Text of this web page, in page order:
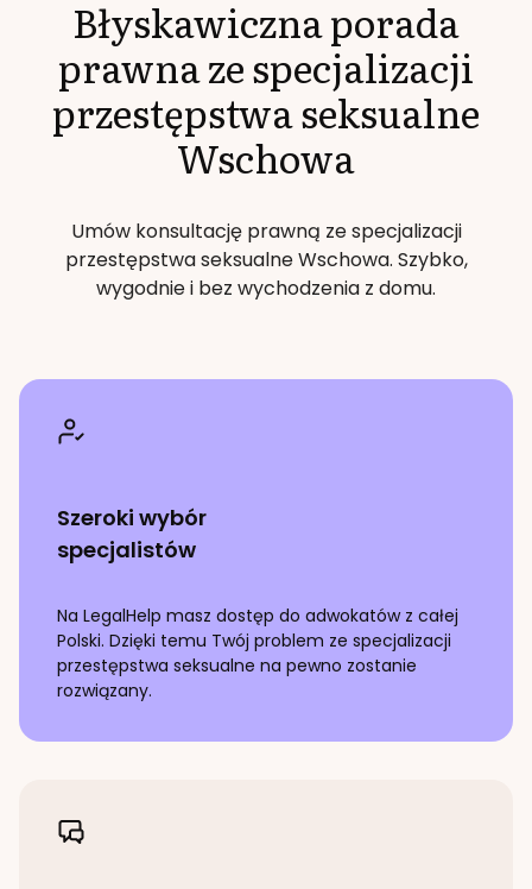
Błyskawiczna porada
prawna ze specjalizacji
przestępstwa seksualne
Wschowa
Umów konsultację prawną ze specjalizacji
przestępstwa seksualneWschowa. Szybko,
wygodnie i bez wychodzenia z domu.
Szeroki wybór
specjalistów
Na LegalHelp masz dostęp do adwokatów z całej
Polski. Dzięki temu Twój problem ze specjalizacji
przestępstwa seksualne na pewno zostanie
rozwiązany.